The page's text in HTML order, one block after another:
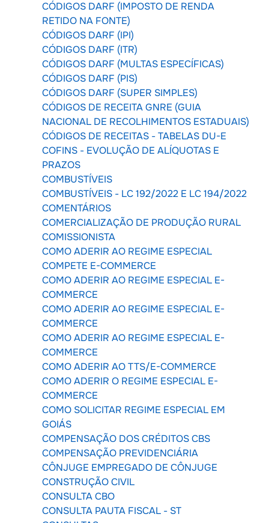
CÓDIGOS DARF (IMPOSTO DE RENDA
RETIDO NA FONTE)
CÓDIGOS DARF (IPI)
CÓDIGOS DARF (ITR)
CÓDIGOS DARF (MULTAS ESPECÍFICAS)
CÓDIGOS DARF (PIS)
CÓDIGOS DARF (SUPER SIMPLES)
CÓDIGOS DE RECEITA GNRE (GUIA
NACIONAL DE RECOLHIMENTOS ESTADUAIS)
CÓDIGOS DE RECEITAS - TABELAS DU-E
COFINS - EVOLUÇÃO DE ALÍQUOTAS E
PRAZOS
COMBUSTÍVEIS
COMBUSTÍVEIS - LC 192/2022 E LC 194/2022
COMENTÁRIOS
COMERCIALIZAÇÃO DE PRODUÇÃO RURAL
COMISSIONISTA
COMO ADERIR AO REGIME ESPECIAL
COMPETE E-COMMERCE
COMO ADERIR AO REGIME ESPECIAL E-
COMMERCE
COMO ADERIR AO REGIME ESPECIAL E-
COMMERCE
COMO ADERIR AO REGIME ESPECIAL E-
COMMERCE
COMO ADERIR AO TTS/E-COMMERCE
COMO ADERIR O REGIME ESPECIAL E-
COMMERCE
COMO SOLICITAR REGIME ESPECIAL EM
GOIÁS
COMPENSAÇÃO DOS CRÉDITOS CBS
COMPENSAÇÃO PREVIDENCIÁRIA
CÔNJUGE EMPREGADO DE CÔNJUGE
CONSTRUÇÃO CIVIL
CONSULTA CBO
CONSULTA PAUTA FISCAL - ST